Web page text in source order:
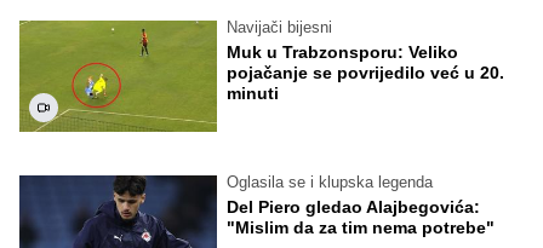
Navijači bijesni
Muk u Trabzonsporu: Veliko
pojačanje se povrijedilo već u 20.
minuti
Oglasila se i klupska legenda
Del Piero gledao Alajbegovića:
"Mislim da za tim nema potrebe"